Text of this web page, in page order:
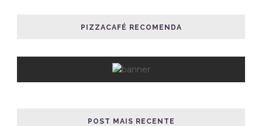
PIZZACAFÉ RECOMENDA
POST MAIS RECENTE